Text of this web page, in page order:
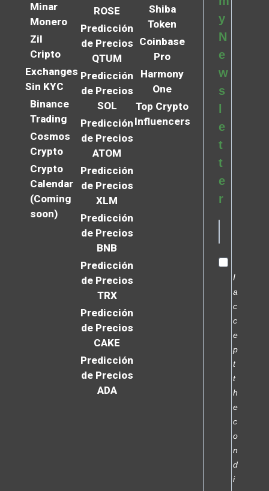
Minar
Monero
Zil
Cripto
Exchanges
Sin KYC
Binance
Trading
Cosmos
Crypto
Crypto
Calendar
(Coming
soon)
ROSE
Predicción
de Precios
QTUM
Predicción
de Precios
SOL
Predicción
de Precios
ATOM
Predicción
de Precios
XLM
Predicción
de Precios
BNB
Predicción
de Precios
TRX
Predicción
de Precios
CAKE
Predicción
de Precios
ADA
Shiba
Token
Coinbase
Pro
Harmony
One
Top Crypto
Influencers
y
N
e
w
s
e
t
t
e
r
I
a
c
c
e
p
t
t
h
e
c
o
n
d
i